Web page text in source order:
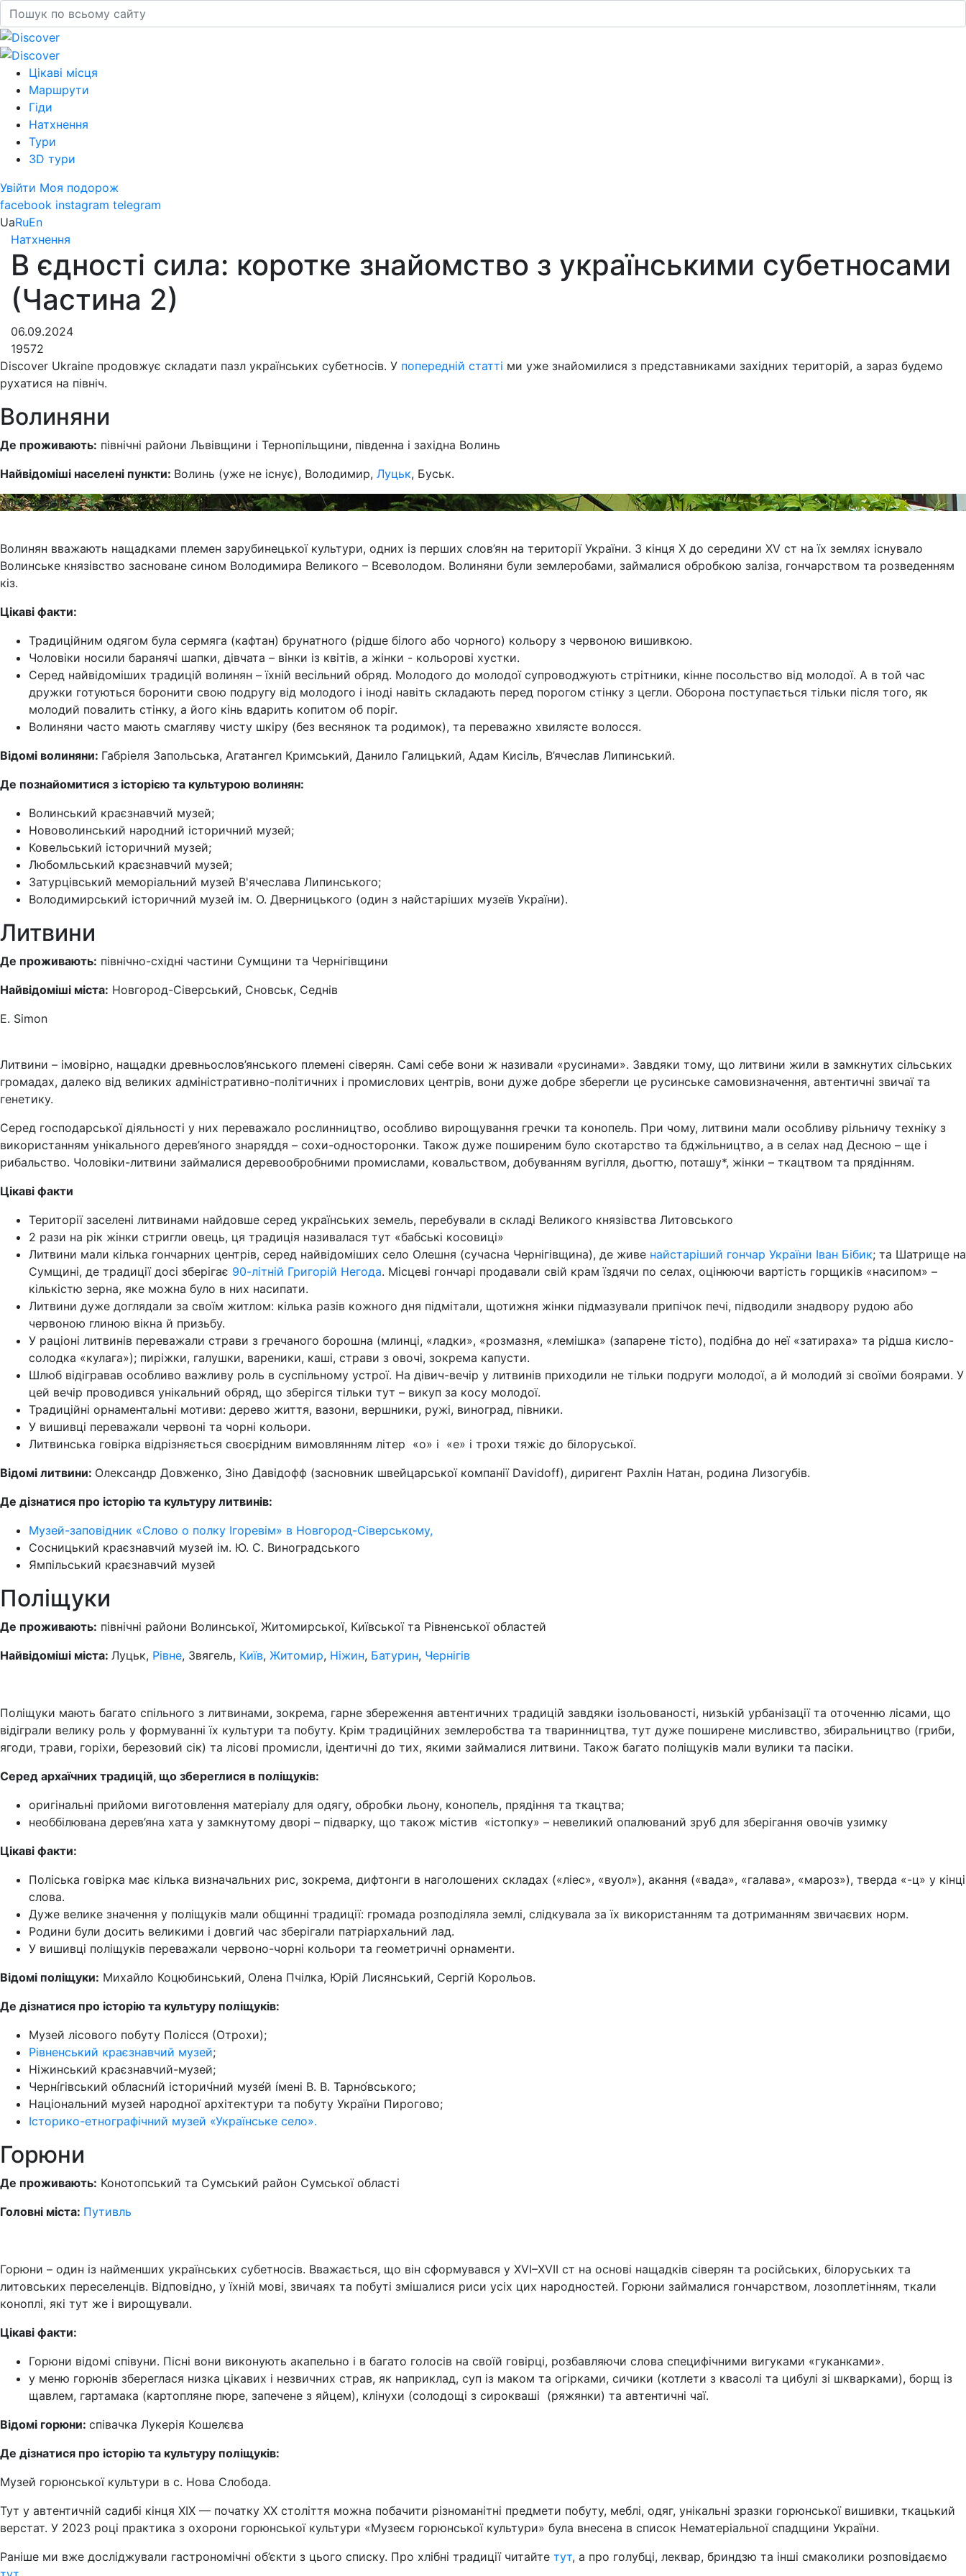
Цікаві місця
Маршрути
Гіди
Натхнення
Тури
3D тури
Увійти Моя подорож
facebook instagram telegram
UaRuEn
Натхнення
В єдності сила: коротке знайомство з українськими субетносами
(Частина 2)
06.09.2024
19572
Discover Ukraine продовжує складати пазл українських субетносів. У попередній статті ми уже знайомилися з представниками західних територій, а зараз будемо
рухатися на північ.
Волиняни
Де проживають: північні райони Львівщини і Тернопільщини, південна і західна Волинь
Найвідоміші населені пункти: Волинь (уже не існує), Володимир, Луцьк, Буськ.
Alinka.Badjar
Волинян вважають нащадками племен зарубинецької культури, одних із перших слов’ян на території України. З кінця Х до середини XV ст на їх землях існувало
Волинське князівство засноване сином Володимира Великого – Всеволодом. Волиняни були землеробами, займалися обробкою заліза, гончарством та розведенням
кіз.
Цікаві факти:
Традиційним одягом була сермяга (кафтан) брунатного (рідше білого або чорного) кольору з червоною вишивкою.
Чоловіки носили баранячі шапки, дівчата – вінки із квітів, а жінки - кольорові хустки.
Серед найвідоміших традицій волинян – їхній весільний обряд. Молодого до молодої супроводжують стрітники, кінне посольство від молодої. А в той час
дружки готуються боронити свою подругу від молодого і іноді навіть складають перед порогом стінку з цегли. Оборона поступається тільки після того, як
молодий повалить стінку, а його кінь вдарить копитом об поріг.
Волиняни часто мають смагляву чисту шкіру (без веснянок та родимок), та переважно хвилясте волосся.
Відомі волиняни: Габріеля Запольська, Агатангел Кримський, Данило Галицький, Адам Кисіль, В’ячеслав Липинський.
Де познайомитися з історією та культурою волинян:
Волинський краєзнавчий музей;
Нововолинський народний історичний музей;
Ковельський історичний музей;
Любомльський краєзнавчий музей;
Затурцівський меморіальний музей В'ячеслава Липинського;
Володимирський історичний музей ім. О. Дверницького (один з найстаріших музеїв України).
Литвини
Де проживають: північно-східні частини Сумщини та Чернігівщини
Найвідоміші міста: Новгород-Сіверський, Сновськ, Седнів
E. Simon
Литвини – імовірно, нащадки древньослов’янського племені сіверян. Самі себе вони ж називали «русинами». Завдяки тому, що литвини жили в замкнутих сільських
громадах, далеко від великих адміністративно-політичних і промислових центрів, вони дуже добре зберегли це русинське самовизначення, автентичні звичаї та
генетику.
Серед господарської діяльності у них переважало рослинництво, особливо вирощування гречки та конопель. При чому, литвини мали особливу рільничу техніку з
використанням унікального дерев’яного знаряддя – сохи-односторонки. Також дуже поширеним було скотарство та бджільництво, а в селах над Десною – ще і
рибальство. Чоловіки-литвини займалися деревообробними промислами, ковальством, добуванням вугілля, дьогтю, поташу*, жінки – ткацтвом та прядінням.
Цікаві факти
Території заселені литвинами найдовше серед українських земель, перебували в складі Великого князівства Литовського
2 рази на рік жінки стригли овець, ця традиція називалася тут «бабські косовиці»
Литвини мали кілька гончарних центрів, серед найвідоміших село Олешня (сучасна Чернігівщина), де живе найстаріший гончар України Іван Бібик; та Шатрище на
Сумщині, де традиції досі зберігає 90-літній Григорій Негода. Місцеві гончарі продавали свій крам їздячи по селах, оцінюючи вартість горщиків «насипом» –
кількістю зерна, яке можна було в них насипати.
Литвини дуже доглядали за своїм житлом: кілька разів кожного дня підмітали, щотижня жінки підмазували припічок печі, підводили знадвору рудою або
червоною глиною вікна й призьбу.
У раціоні литвинів переважали страви з гречаного борошна (млинці, «ладки», «розмазня, «лемішка» (запарене тісто), подібна до неї «затираха» та рідша кисло-
солодка «кулага»); пиріжки, галушки, вареники, каші, страви з овочі, зокрема капусти.
Шлюб відігравав особливо важливу роль в суспільному устрої. На дівич-вечір у литвинів приходили не тільки подруги молодої, а й молодий зі своїми боярами. У
цей вечір проводився унікальний обряд, що зберігся тільки тут – викуп за косу молодої.
Традиційні орнаментальні мотиви: дерево життя, вазони, вершники, ружі, виноград, півники.
У вишивці переважали червоні та чорні кольори.
Литвинська говірка відрізняється своєрідним вимовлянням літер «о» і «е» і трохи тяжіє до білоруської.
Відомі литвини: Олександр Довженко, Зіно Давідофф (засновник швейцарської компанії Davidoff), диригент Рахлін Натан, родина Лизогубів.
Де дізнатися про історію та культуру литвинів:
Музей-заповідник «Слово о полку Ігоревім» в Новгород-Сіверському,
Сосницький краєзнавчий музей ім. Ю. С. Виноградського
Ямпільський краєзнавчий музей
Поліщуки
Де проживають: північні райони Волинської, Житомирської, Київської та Рівненської областей
Найвідоміші міста: Луцьк, Рівне, Звягель, Київ, Житомир, Ніжин, Батурин, Чернігів
Поліщуки мають багато спільного з литвинами, зокрема, гарне збереження автентичних традицій завдяки ізольованості, низькій урбанізації та оточенню лісами, що
відіграли велику роль у формуванні їх культури та побуту. Крім традиційних землеробства та тваринництва, тут дуже поширене мисливство, збиральництво (гриби,
ягоди, трави, горіхи, березовий сік) та лісові промисли, ідентичні до тих, якими займалися литвини. Також багато поліщуків мали вулики та пасіки.
Серед архаїчних традицій, що збереглися в поліщуків:
оригінальні прийоми виготовлення матеріалу для одягу, обробки льону, конопель, прядіння та ткацтва;
необбілювана дерев’яна хата у замкнутому дворі – підварку, що також містив «істопку» – невеликий опалюваний зруб для зберігання овочів узимку
Цікаві факти:
Поліська говірка має кілька визначальних рис, зокрема, дифтонги в наголошених складах («ліес», «вуол»), акання («вада», «галава», «мароз»), тверда «-ц» у кінці
слова.
Дуже велике значення у поліщуків мали общинні традиції: громада розподіляла землі, слідкувала за їх використанням та дотриманням звичаєвих норм.
Родини були досить великими і довгий час зберігали патріархальний лад.
У вишивці поліщуків переважали червоно-чорні кольори та геометричні орнаменти.
Відомі поліщуки: Михайло Коцюбинський, Олена Пчілка, Юрій Лисянський, Сергій Корольов.
Де дізнатися про історію та культуру поліщуків:
Музей лісового побуту Полісся (Отрохи);
Рівненський краєзнавчий музей;
Ніжинський краєзнавчий-музей;
Черні́гівський обласни́й історич́ний музе́й і́мені В. В. Тарно́вського;
Національний музей народної архітектури та побуту України Пирогово;
Історико-етнографічний музей «Українське село».
Горюни
Де проживають: Конотопський та Сумський район Сумської області
Головні міста: Путивль
Горюни – один із найменших українських субетносів. Вважається, що він сформувався у XVI–XVII ст на основі нащадків сіверян та російських, білоруських та
литовських переселенців. Відповідно, у їхній мові, звичаях та побуті змішалися риси усіх цих народностей. Горюни займалися гончарством, лозоплетінням, ткали
коноплі, які тут же і вирощували.
Цікаві факти:
Горюни відомі співуни. Пісні вони виконують акапельно і в багато голосів на своїй говірці, розбавляючи слова специфічними вигуками «гуканками».
у меню горюнів збереглася низка цікавих і незвичних страв, як наприклад, суп із маком та огірками, сичики (котлети з квасолі та цибулі зі шкварками), борщ із
щавлем, гартамака (картопляне пюре, запечене з яйцем), клінухи (солодощі з сирокваші (ряжянки) та автентичні чаї.
Відомі горюни: співачка Лукерія Кошелєва
Де дізнатися про історію та культуру поліщуків:
Музей горюнської культури в с. Нова Слобода.
Тут у автентичній садибі кінця XIX — початку XX століття можна побачити різноманітні предмети побуту, меблі, одяг, унікальні зразки горюнської вишивки, ткацький
верстат. У 2023 році практика з охорони горюнської культури «Музеєм горюнської культури» була внесена в список Нематеріальної спадщини України.
Раніше ми вже досліджували гастрономічні об’єкти з цього списку. Про хлібні традиції читайте тут, а про голубці, леквар, бриндзю та інші смаколики розповідаємо